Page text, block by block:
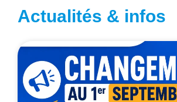
Actualités & infos